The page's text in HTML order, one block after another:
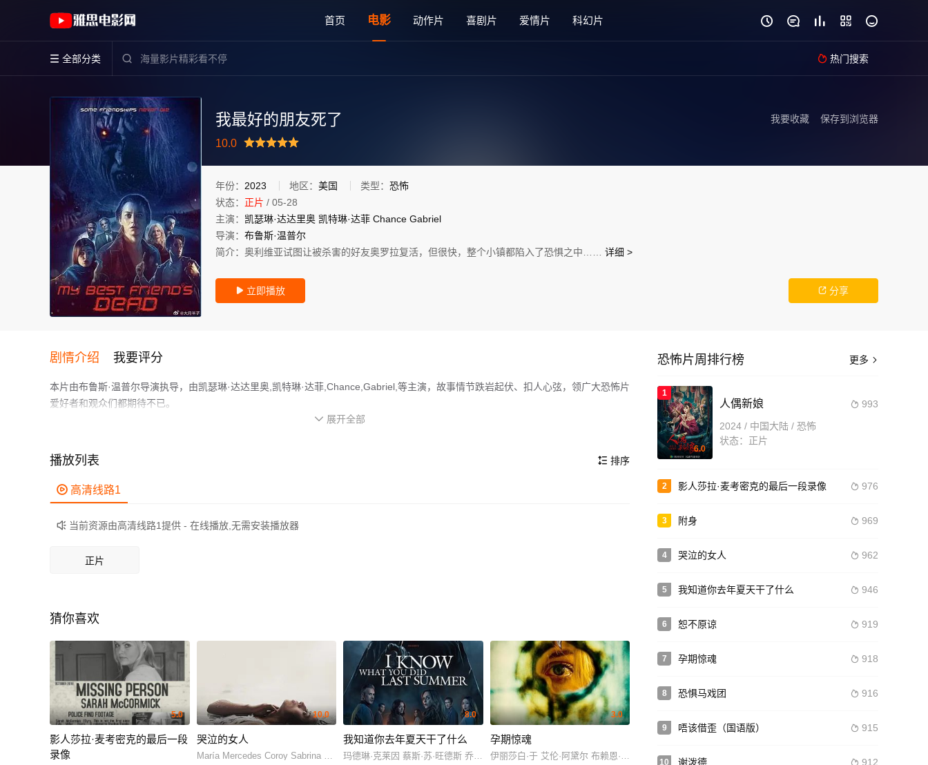
首页 电影 动作片 喜剧片 爱情片 科幻片     
 全部分类   热门搜索
《我最好的朋友死了》(2023)美国英语高清电影免费在线观看 - 雅思电影网
保存到浏览器
我要收藏
我最好的朋友死了
10.0
还行推荐力荐
年份： 2023 地区： 美国 类型： 恐怖
状态： 正片 / 05-28
主演： 凯瑟琳·达达里奥 凯特琳·达菲 Chance Gabriel
导演： 布鲁斯·温普尔
简介： 奥利维亚试图让被杀害的好友奥罗拉复活，但很快，整个小镇都陷入了恐惧之中…… 详细 >
 立即播放  分享
剧情介绍 我要评分
本片由布鲁斯·温普尔导演执导，由凯瑟琳·达达里奥,凯特琳·达菲,Chance,Gabriel,等主演，故事情节跌岩起伏、扣人心弦，领广大恐怖片
爱好者和观众们都期待不已。
奥利维亚试图让被杀害的好友奥罗拉复活，但很快，整个小镇都陷入了恐惧之中……
鲜明，适合喜欢恐怖类电影的观众观看。
 展开全部
 排序
播放列表
 高清线路1
 当前资源由高清线路1提供 - 在线播放,无需安装播放器
正片
猜你喜欢
5.0
影人莎拉·麦考密克的最后一段
录像
10.0
哭泣的女人
María Mercedes Coroy Sabrina De La Hoz Margarita Kenéfic Julio Diaz María Telón Juan Pablo Olyslager Ayla-Elea Hurtado Pedro Javier Silva Lira
8.0
我知道你去年夏天干了什么
玛德琳·克莱因 蔡斯·苏·旺德斯 乔纳·豪尔-金 小弗雷迪·普林兹 詹妮弗·洛芙·休伊特 泰里克·威瑟斯 比利·坎贝尔 尼古拉斯·亚历山大·查韦斯 奥斯
3.0
孕期惊魂
伊丽莎白·于 艾伦·阿黛尔 布赖恩·安东尼·威尔逊
更多 
恐怖片周排行榜
1
6.0
 993
人偶新娘
2024 / 中国大陆 / 恐怖
状态：正片
2  976
影人莎拉·麦考密克的最后一段录像
3  969
附身
4  962
哭泣的女人
5  946
我知道你去年夏天干了什么
6  919
恕不原谅
7  918
孕期惊魂
8  916
恐惧马戏团
9  915
唔该借歪（国语版）
10  912
谢泼德